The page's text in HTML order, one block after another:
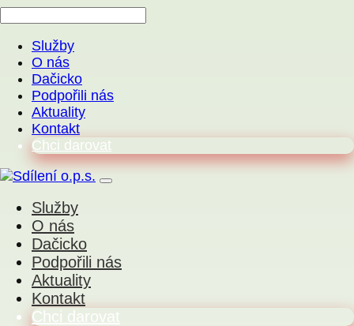
Služby
O nás
Dačicko
Podpořili nás
Aktuality
Kontakt
Chci darovat
Služby
O nás
Dačicko
Podpořili nás
Aktuality
Kontakt
Chci darovat